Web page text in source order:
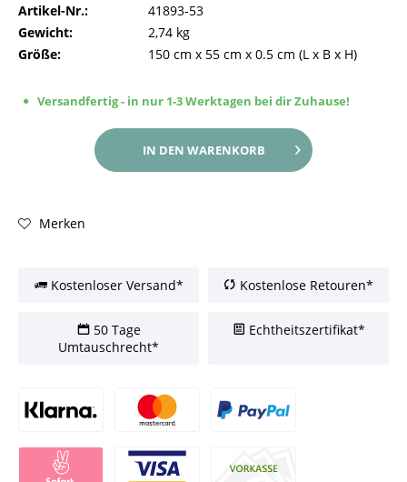
Artikel-Nr.:
41893-53
Gewicht:
2,74 kg
Größe:
150 cm x 55 cm x 0.5 cm (L x B x H)
Versandfertig - in nur 1-3 Werktagen bei dir Zuhause!
IN DEN WARENKORB
Merken
Kostenloser Versand* Kostenlose Retouren*
50 Tage
Umtauschrecht*
Echtheitszertifikat*